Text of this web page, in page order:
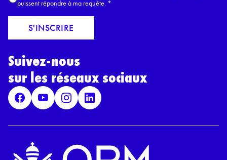
a
l
c
c
R
P
D
*
puissent répondre à ma requête. *
S'INSCRIRE
Suivez-nous
sur les réseaux sociaux